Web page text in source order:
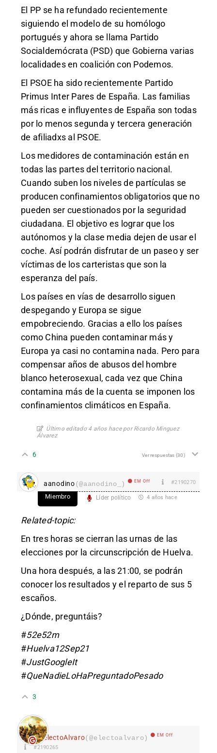
El PP se ha refundado recientemente
siguiendo el modelo de su homólogo
portugués y ahora se llama Partido
Socialdemócrata (PSD) que Gobierna varias
localidades en coalición con Podemos.
El PSOE ha sido recientemente Partido
Primus Inter Pares de España. Las familias
más ricas e influyentes de España son todas
por lo menos segunda y tercera generación
de afiliadxs al PSOE.
Los medidores de contaminación están en
todas las partes del territorio nacional.
Cuando suben los niveles de partículas se
producen confinamientos obligatorios que no
pueden ser cuestionados por la seguridad
ciudadana. El objetivo es lograr que los
autónomos y la clase media dejen de usar el
coche. Así podrán disfrutar de un paseo y ser
víctimas de los carteristas que son la
esperanza del país.
Los países en vías de desarrollo siguen
despegando y Europa se sigue
empobreciendo. Gracias a ello los países
como China pueden contaminar más y
Europa ya casi no contamina nada. Pero para
compensar años de abusos del hombre
blanco heterosexual, cada vez que China
contamina más de la cuenta se imponen los
confinamientos climáticos en España.
Último editado 4 años hace por Ricardo Mínguez
Álvarez
6 Ver respuestas (30)
aanodino(@aanodino_) EM Off #2190270
Miembro Líder político 4 años hace
Related-topic:
En tres horas se cierran las urnas de las
elecciones por la circunscripción de Huelva.
Una hora después, a las 21:00, se podrán
conocer los resultados y el reparto de sus 5
escaños.
¿Dónde, preguntáis?
#52e52m
#Huelva12Sep21
#JustGoogleIt
#QueNadieLoHaPreguntadoPesado
3
electoAlvaro(@electoalvaro) EM Off
#2190265